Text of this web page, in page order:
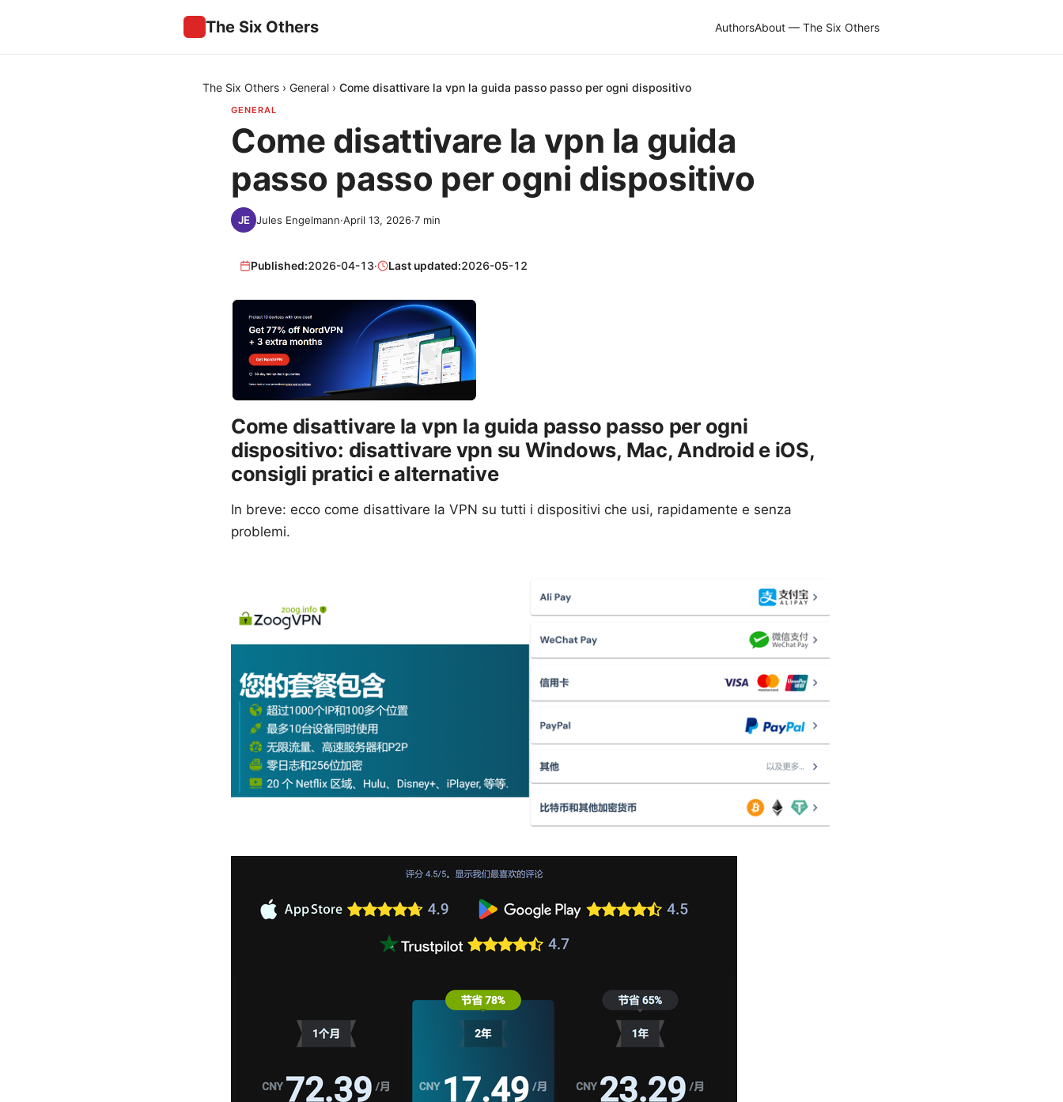
The Six Others AuthorsAbout — The Six Others
The Six Others › General › Come disattivare la vpn la guida passo passo per ogni dispositivo
GENERAL
Come disattivare la vpn la guida
passo passo per ogni dispositivo
Jules Engelmann·April 13, 2026·7 min
Published:2026-04-13· Last updated:2026-05-12
Come disattivare la vpn la guida passo passo per ogni
dispositivo: disattivare vpn su Windows, Mac, Android e iOS,
consigli pratici e alternative
In breve: ecco come disattivare la VPN su tutti i dispositivi che usi, rapidamente e senza
problemi.